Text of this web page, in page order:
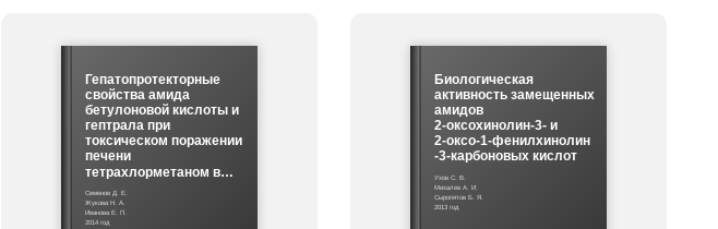
Гепатопротекторные
свойства амида
бетулоновой кислоты и
гептрала при
токсическом поражении
печени
тетрахлорметаном в…
Семенов Д. Е.
Жукова Н. А.
Иванова Е. П.
2014 год
Биологическая
активность замещенных
амидов
2-оксохинолин-3- и
2-оксо-1-фенилхинолин
-3-карбоновых кислот
Ухов С. В.
Михалев А. И.
Сыропятов Б. Я.
2013 год